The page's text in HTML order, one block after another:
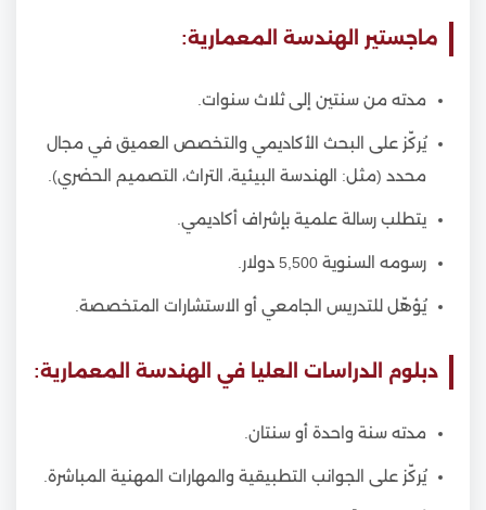
ماجستير الهندسة المعمارية:
مدته من سنتين إلى ثلاث سنوات.
يُركّز على البحث الأكاديمي والتخصص العميق في مجال
محدد (مثل: الهندسة البيئية، التراث، التصميم الحضري).
يتطلب رسالة علمية بإشراف أكاديمي.
رسومه السنوية 5,500 دولار.
يُؤهّل للتدريس الجامعي أو الاستشارات المتخصصة.
دبلوم الدراسات العليا في الهندسة المعمارية:
مدته سنة واحدة أو سنتان.
يُركّز على الجوانب التطبيقية والمهارات المهنية المباشرة.